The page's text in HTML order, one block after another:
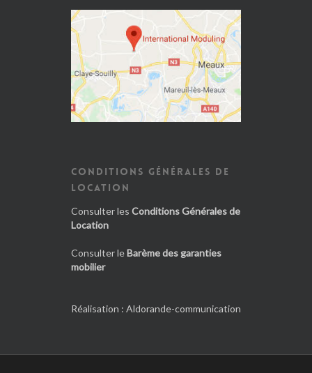
CONDITIONS GÉNÉRALES DE
LOCATION
Consulter les Conditions Générales de
Location
Consulter le Barème des garanties
mobilier
Réalisation : Aldorande-communication